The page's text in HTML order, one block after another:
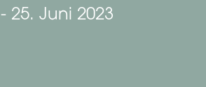
- 25. Juni 2023